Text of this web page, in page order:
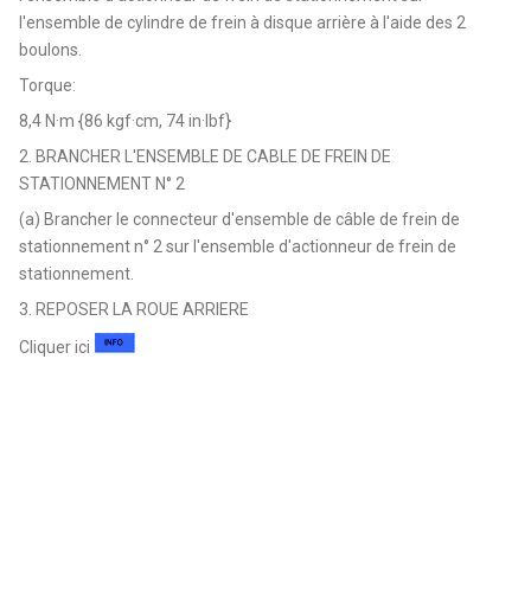
l'ensemble de cylindre de frein à disque arrière à l'aide des 2
boulons.
Torque:
8,4 N·m {86 kgf·cm, 74 in·lbf}
2. BRANCHER L'ENSEMBLE DE CABLE DE FREIN DE
STATIONNEMENT N° 2
(a) Brancher le connecteur d'ensemble de câble de frein de
stationnement n° 2 sur l'ensemble d'actionneur de frein de
stationnement.
3. REPOSER LA ROUE ARRIERE
Cliquer ici